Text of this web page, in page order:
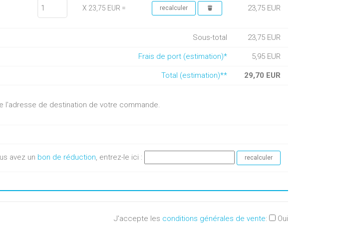
X 23,75 EUR = 23,75 EUR
Sous-total 23,75 EUR
Frais de port (estimation)* 5,95 EUR
Total (estimation)** 29,70 EUR
l'adresse de destination de votre commande.
avez un bon de réduction, entrez-le ici :
J'accepte les conditions générales de vente: Oui